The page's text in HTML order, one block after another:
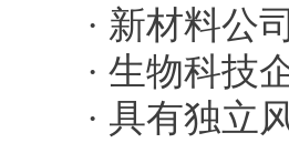
· 新材料公
· 生物科技企
· 具有独立风